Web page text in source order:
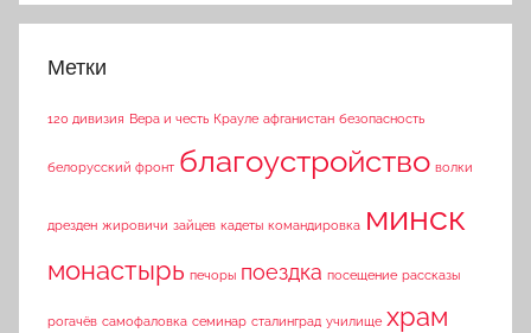
Метки
120 дивизия Вера и честь Крауле афганистан безопасность
белорусский фронт благоустройство волки
дрезден жировичи зайцев кадеты командировка минск
монастырь печоры поездка посещение рассказы
рогачёв самофаловка семинар сталинград училище храм